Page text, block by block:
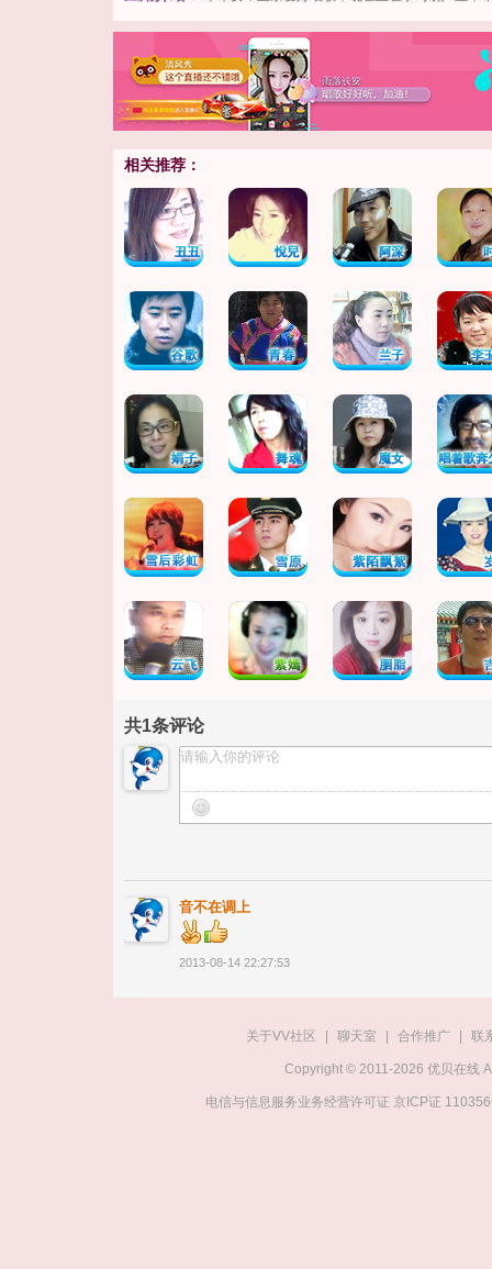
相关推荐：
共1条评论
音不在调上
2013-08-14 22:27:53
关于VV社区 聊天室 合作推广 联
Copyright © 2011-2026 优贝在线
电信与信息服务业务经营许可证 京ICP证